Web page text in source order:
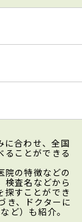
に合わせ、全国
ることができる
院の特徴などの
検査名などから
探すことができ
き、ドクターに
ど）も紹介。